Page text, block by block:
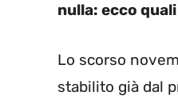
nulla: ecco
Lo scorso
stabilito già dal